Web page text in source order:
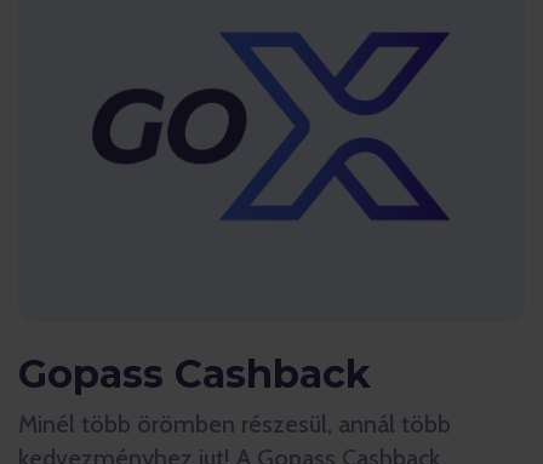
Gopass Cashback
Minél több örömben részesül, annál több
kedvezményhez jut! A Gopass Cashback